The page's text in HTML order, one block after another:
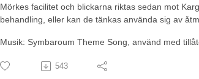
Mörkes facilitet och blickarna riktas sedan mot
behandling, eller kan de tänkas använda sig av
Musik: Symbaroum Theme Song, använd med
543